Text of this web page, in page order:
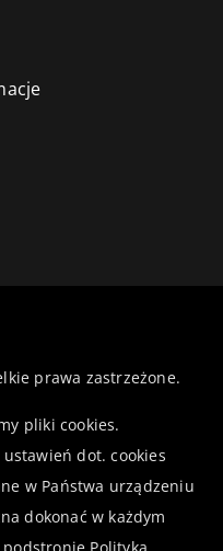
prawa zastrzeżone.
pliki cookies.
dot. cookies
w Państwa urządzeniu
dokonać w każdym